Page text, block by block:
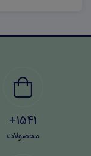
1541+
محصولات